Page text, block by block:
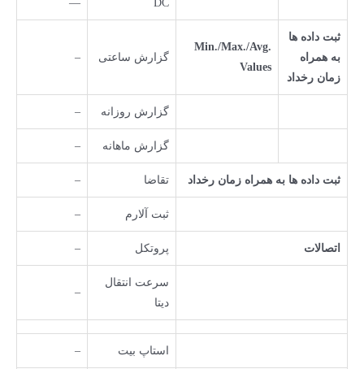
DC
—
ثبت داده ها
به همراه
زمان رخداد
Min./Max./Avg.
Values
گزارش ساعتی –
گزارش روزانه –
گزارش ماهانه –
ثبت داده ها به همراه زمان رخداد تقاضا –
ثبت آلارم –
اتصالات پروتکل –
سرعت انتقال
دیتا
–
استاپ بیت –